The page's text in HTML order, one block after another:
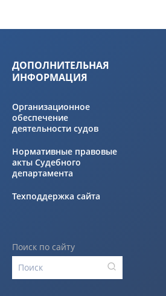
ДОПОЛНИТЕЛЬНАЯ
ИНФОРМАЦИЯ
Организационное
обеспечение
деятельности судов
Нормативные правовые
акты Судебного
департамента
Техподдержка сайта
Поиск по сайту